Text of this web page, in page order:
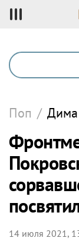
Поп / Дима
14 июля 2021,